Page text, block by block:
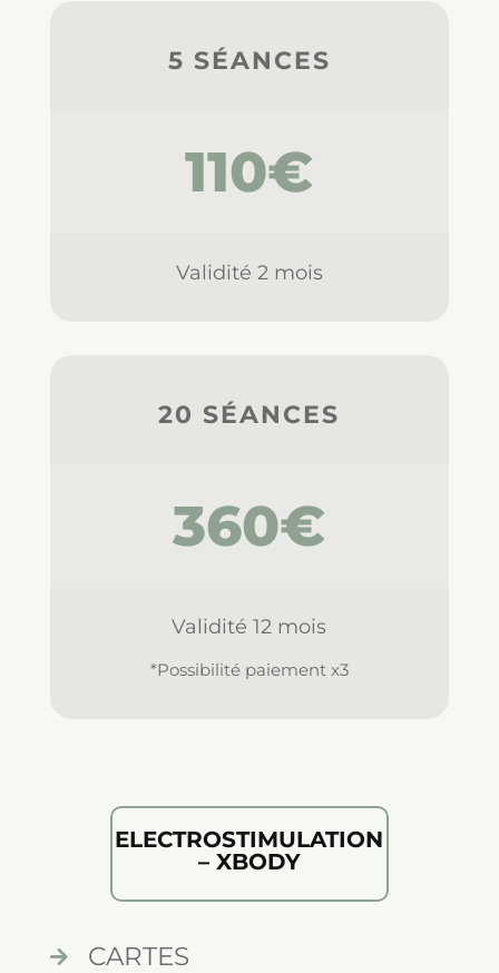
5 SÉANCES
110€
Validité 2 mois
20 SÉANCES
360€
Validité 12 mois
*Possibilité paiement x3
ELECTROSTIMULATION
– XBODY
 CARTES